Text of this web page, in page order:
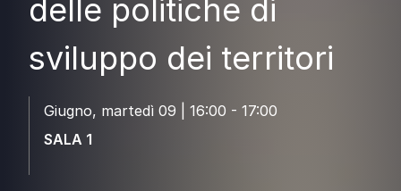
delle politiche di
sviluppo dei territori
Giugno, martedì 09 | 16:00 - 17:00
SALA 1